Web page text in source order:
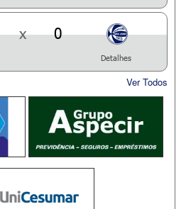
x 0
Detalhes
Ver Todos